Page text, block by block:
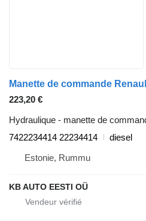
223,20 €
Hydraulique - manette de
7422234414 22234414
diesel
Estonie, Rummu
KB AUTO EESTI OÜ